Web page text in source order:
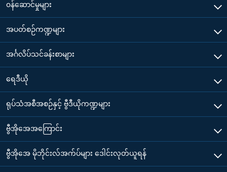
၀န်ဆောင်မှုများ
အပတ်စဉ်ကဏ္ဍများ
အင်္ဂလိပ်သင်ခန်းစာများ
ရေဒီယို
ရုပ်သံအစီအစဉ်နှင့် ဗွီဒီယိုကဏ္ဍများ
ဗွီအိုအေအကြောင်း
ဗွီအိုအေ မိုဘိုင်းလ်အက်ပ်များ ဒေါင်းလုတ်ယူရန်